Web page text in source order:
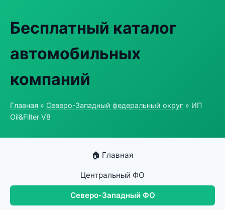
Бесплатный каталог
автомобильных
компаний
Главная » Северо-Западный федеральный округ » ИП
Oil&Filter V8
🏠 Главная
Центральный ФО
Северо-Западный ФО